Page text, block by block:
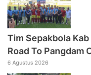
Tim Sepakbola
Road To Pangdam
6 Agustus 2026